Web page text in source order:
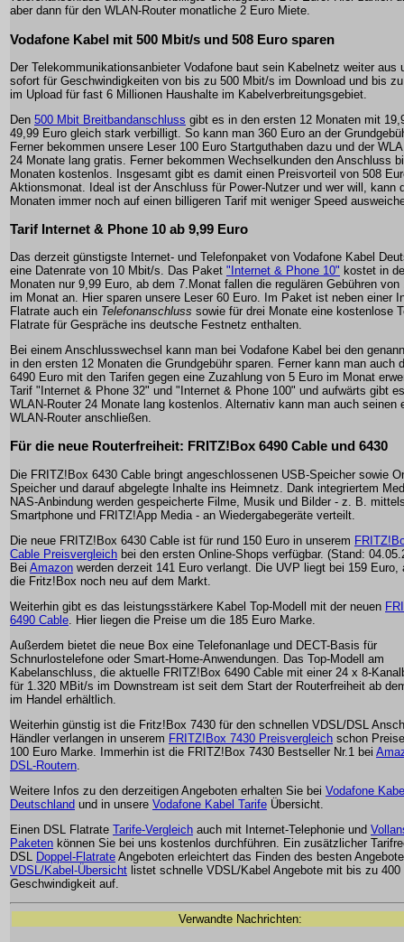
aber dann für den WLAN-Router monatliche 2 Euro Miete.
Vodafone Kabel mit 500 Mbit/s und 508 Euro sparen
Der Telekommunikationsanbieter Vodafone baut sein Kabelnetz weiter aus
sofort für Geschwindigkeiten von bis zu 500 Mbit/s im Download und bis
im Upload für fast 6 Millionen Haushalte im Kabelverbreitungsgebiet.
Den 500 Mbit Breitbandanschluss gibt es in den ersten 12 Monaten mit
49,99 Euro gleich stark verbilligt. So kann man 360 Euro an der
Ferner bekommen unsere Leser 100 Euro Startguthaben dazu und der
24 Monate lang gratis. Ferner bekommen Wechselkunden den Anschluss
Monaten kostenlos. Insgesamt gibt es damit einen Preisvorteil von 508
Aktionsmonat. Ideal ist der Anschluss für Power-Nutzer und wer will, kann
Monaten immer noch auf einen billigeren Tarif mit weniger Speed
Tarif Internet & Phone 10 ab 9,99 Euro
Das derzeit günstigste Internet- und Telefonpaket von Vodafone Kabel
eine Datenrate von 10 Mbit/s. Das Paket "Internet & Phone 10" kostet in
Monaten nur 9,99 Euro, ab dem 7.Monat fallen die regulären Gebühren von
im Monat an. Hier sparen unsere Leser 60 Euro. Im Paket ist neben einer
Flatrate auch ein Telefonanschluss sowie für drei Monate eine kostenlose
Flatrate für Gespräche ins deutsche Festnetz enthalten.
Bei einem Anschlusswechsel kann man bei Vodafone Kabel bei den
in den ersten 12 Monaten die Grundgebühr sparen. Ferner kann man auch
6490 Euro mit den Tarifen gegen eine Zuzahlung von 5 Euro im Monat
Tarif "Internet & Phone 32" und "Internet & Phone 100" und aufwärts gibt
WLAN-Router 24 Monate lang kostenlos. Alternativ kann man auch seinen
WLAN-Router anschließen.
Für die neue Routerfreiheit: FRITZ!Box 6490 Cable und 6430
Die FRITZ!Box 6430 Cable bringt angeschlossenen USB-Speicher sowie
Speicher und darauf abgelegte Inhalte ins Heimnetz. Dank integriertem
NAS-Anbindung werden gespeicherte Filme, Musik und Bilder - z. B.
Smartphone und FRITZ!App Media - an Wiedergabegeräte verteilt.
Die neue FRITZ!Box 6430 Cable ist für rund 150 Euro in unserem
Cable Preisvergleich bei den ersten Online-Shops verfügbar. (Stand:
Bei Amazon werden derzeit 141 Euro verlangt. Die UVP liegt bei 159 Euro,
die Fritz!Box noch neu auf dem Markt.
Weiterhin gibt es das leistungsstärkere Kabel Top-Modell mit der neuen
6490 Cable . Hier liegen die Preise um die 185 Euro Marke.
Außerdem bietet die neue Box eine Telefonanlage und DECT-Basis für
Schnurlostelefone oder Smart-Home-Anwendungen. Das Top-Modell am
Kabelanschluss, die aktuelle FRITZ!Box 6490 Cable mit einer 24 x 8-
für 1.320 MBit/s im Downstream ist seit dem Start der Routerfreiheit ab
im Handel erhältlich.
Weiterhin günstig ist die Fritz!Box 7430 für den schnellen VDSL/DSL
Händler verlangen in unserem FRITZ!Box 7430 Preisvergleich schon
100 Euro Marke. Immerhin ist die FRITZ!Box 7430 Bestseller Nr.1 bei
DSL-Routern
Weitere Infos zu den derzeitigen Angeboten erhalten Sie bei Vodafone
Deutschland und in unsere Vodafone Kabel Tarife Übersicht.
Einen DSL Flatrate Tarife-Vergleich auch mit Internet-Telephonie und
Paketen können Sie bei uns kostenlos durchführen. Ein zusätzlicher
DSL Doppel-Flatrate Angeboten erleichtert das Finden des besten
VDSL/Kabel-Übersicht listet schnelle VDSL/Kabel Angebote mit bis zu
Geschwindigkeit auf.
Verwandte Nachrichten: